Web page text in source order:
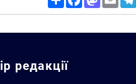
редакції